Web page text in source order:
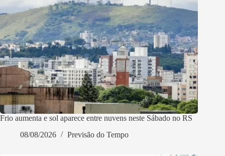
Frio aumenta e sol aparece entre nuvens neste Sábado no RS
08/08/2026
Previsão do Tempo